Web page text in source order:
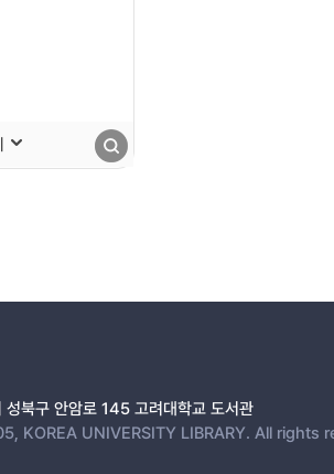
북구 안암로 145 고려대학교 도서관
KOREA UNIVERSITY LIBRARY. All rights